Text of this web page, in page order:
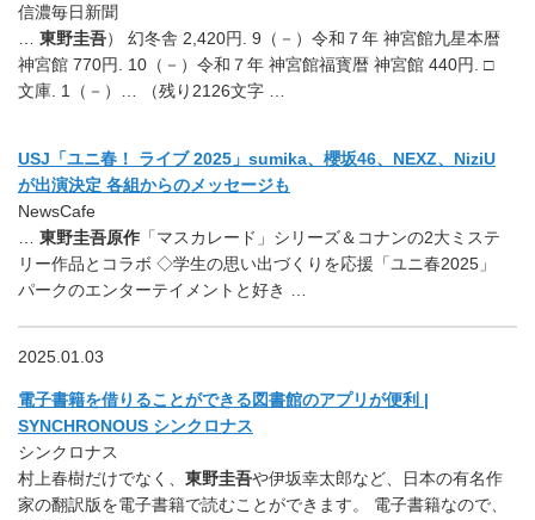
信濃毎日新聞
東野圭吾） 幻冬舎 2,420円. 9（－）令和７年 神宮館九星本暦
神宮館 770円. 10（－）令和７年 神宮館福寳暦 神宮館 440円. □
文庫. 1（－）… （残り2126文字 …
USJ「ユニ春！ ライブ 2025」sumika、櫻坂46、NEXZ、NiziU
が出演決定 各組からのメッセージも
NewsCafe
東野圭吾原作 「マスカレード」シリーズ＆コナンの2大ミステ
リー作品とコラボ ◇学生の思い出づくりを応援「ユニ春2025」
パークのエンターテイメントと好き …
2025.01.03
電子書籍を借りることができる図書館のアプリが便利 |
SYNCHRONOUS シンクロナス
シンクロナス
村上春樹だけでなく、 東野圭吾や伊坂幸太郎など、日本の有名作
家の翻訳版を電子書籍で読むことができます。 電子書籍なので、